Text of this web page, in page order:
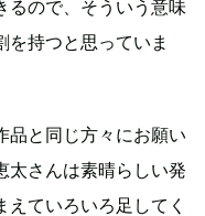
るので、そういう意味
を持つと思っていま
品と同じ方々にお願い
太さんは素晴らしい発
ていろいろ足してく